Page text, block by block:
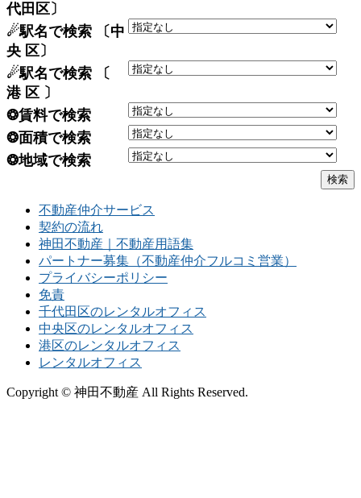
代田区〕
☄駅名で検索 〔中
央 区〕
☄駅名で検索 〔
港 区 〕
❂賃料で検索
❂面積で検索
❂地域で検索
不動産仲介サービス
契約の流れ
神田不動産｜不動産用語集
パートナー募集（不動産仲介フルコミ営業）
プライバシーポリシー
免責
千代田区のレンタルオフィス
中央区のレンタルオフィス
港区のレンタルオフィス
レンタルオフィス
Copyright © 神田不動産 All Rights Reserved.